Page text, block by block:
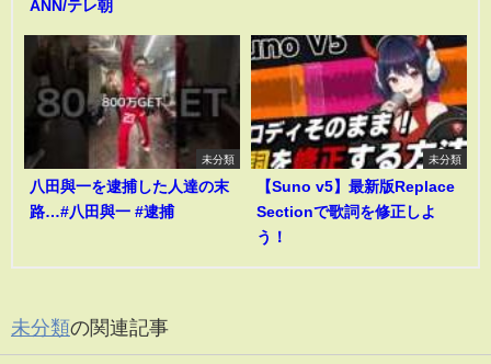
ANN/テレ朝
未分類
八田與一を逮捕した人達の末
路…#八田與一 #逮捕
未分類
【Suno v5】最新版Replace
Sectionで歌詞を修正しよ
う！
未分類の関連記事